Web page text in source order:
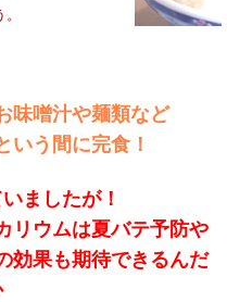
味噌汁や麺類など
いう間に完食！
ましたが！
リウムは夏バテ予防や
効果も期待できるんだ